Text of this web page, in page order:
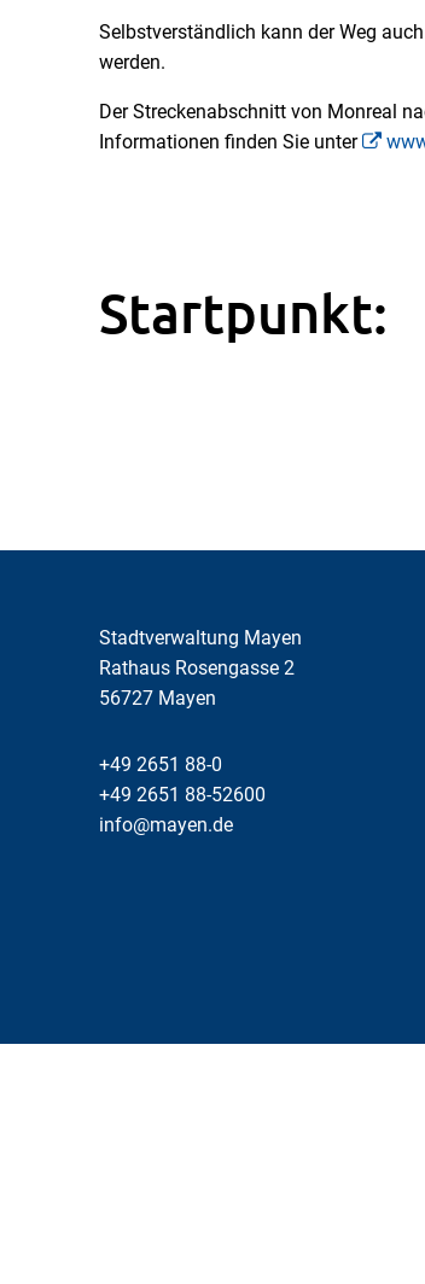
Selbstverständlich kann der Weg
werden.
Der Streckenabschnitt von Monreal
Informationen finden Sie unter
Startpunkt:
Stadtverwaltung Mayen
Rathaus Rosengasse 2
56727 Mayen
+49 2651 88-0
+49 2651 88-52600
info@mayen.de